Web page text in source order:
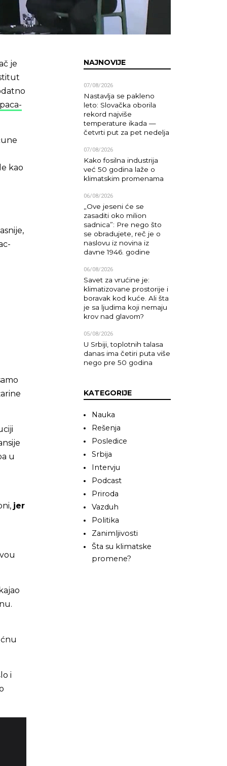
je
kao
u
jer
i
NAJNOVIJE
07/08/2026
Nastavlja se pakleno
leto: Slovačka oborila
rekord najviše
temperature ikada —
četvrti put za pet nedelja
07/08/2026
Kako fosilna industrija
već 50 godina laže o
klimatskim promenama
06/08/2026
„Ove jeseni će se
zasaditi oko milion
sadnica”: Pre nego što
se obradujete, reč je o
naslovu iz novina iz
davne 1946. godine
06/08/2026
Savet za vrućine je:
klimatizovane prostorije i
boravak kod kuće. Ali šta
je sa ljudima koji nemaju
krov nad glavom?
05/08/2026
U Srbiji, toplotnih talasa
danas ima četiri puta više
nego pre 50 godina
KATEGORIJE
Nauka
Rešenja
Posledice
Srbija
Intervju
Podcast
Priroda
Vazduh
Politika
Zanimljivosti
Šta su klimatske
promene?